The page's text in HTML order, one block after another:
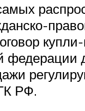
федерации
РФ.